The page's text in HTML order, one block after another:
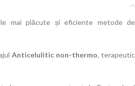
mai plăcute și eficiente metode de
Anticelulitic non-thermo, terapeutic